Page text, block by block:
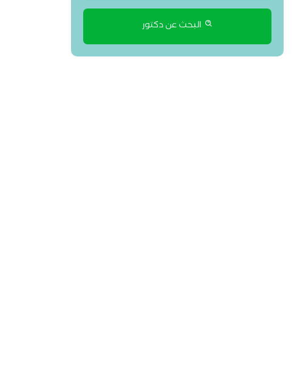
البحث عن دكتور